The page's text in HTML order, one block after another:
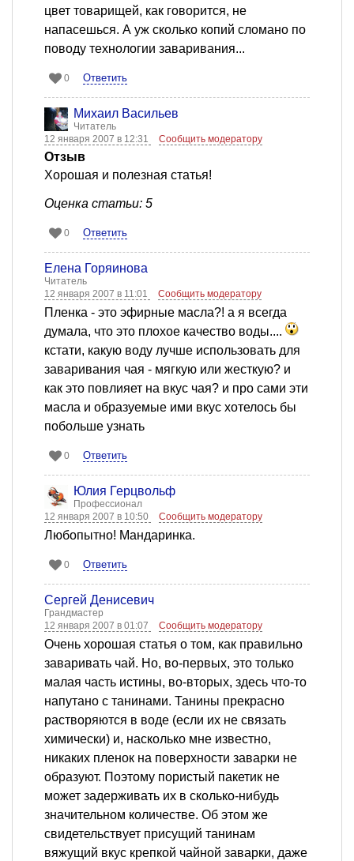
цвет товарищей, как говорится, не
напасешься. А уж сколько копий сломано по
поводу технологии заваривания...
0 Ответить
Михаил Васильев
Читатель
12 января 2007 в 12:31
Сообщить модератору
Отзыв
Хорошая и полезная статья!
Оценка статьи: 5
0 Ответить
Елена Горяинова
Читатель
12 января 2007 в 11:01
Сообщить модератору
Пленка - это эфирные масла?! а я всегда
думала, что это плохое качество воды....
кстати, какую воду лучше использовать для
заваривания чая - мягкую или жесткую? и
как это повлияет на вкус чая? и про сами эти
масла и образуемые ими вкус хотелось бы
побольше узнать
0 Ответить
Юлия Герцвольф
Профессионал
12 января 2007 в 10:50
Сообщить модератору
Любопытно! Мандаринка.
0 Ответить
Сергей Денисевич
Грандмастер
12 января 2007 в 01:07
Сообщить модератору
Очень хорошая статья о том, как правильно
заваривать чай. Но, во-первых, это только
малая часть истины, во-вторых, здесь что-то
напутано с танинами. Танины прекрасно
растворяются в воде (если их не связать
химически) и, насколько мне известно,
никаких пленок на поверхности заварки не
образуют. Поэтому пористый пакетик не
может задерживать их в сколько-нибудь
значительном количестве. Об этом же
свидетельствует присущий танинам
вяжущий вкус крепкой чайной заварки, даже